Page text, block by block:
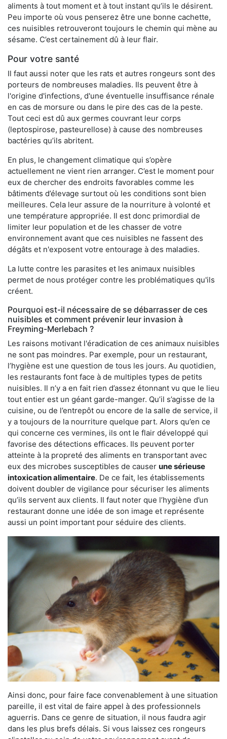
aliments à tout moment et à tout instant qu’ils le désirent.
Peu importe où vous penserez être une bonne cachette,
ces nuisibles retrouveront toujours le chemin qui mène au
sésame. C’est certainement dû à leur flair.
Pour votre santé
Il faut aussi noter que les rats et autres rongeurs sont des
porteurs de nombreuses maladies. Ils peuvent être à
l'origine d'infections, d'une éventuelle insuffisance rénale
en cas de morsure ou dans le pire des cas de la peste.
Tout ceci est dû aux germes couvrant leur corps
(leptospirose, pasteurellose) à cause des nombreuses
bactéries qu’ils abritent.
En plus, le changement climatique qui s’opère
actuellement ne vient rien arranger. C’est le moment pour
eux de chercher des endroits favorables comme les
bâtiments d’élevage surtout où les conditions sont bien
meilleures. Cela leur assure de la nourriture à volonté et
une température appropriée. Il est donc primordial de
limiter leur population et de les chasser de votre
environnement avant que ces nuisibles ne fassent des
dégâts et n'exposent votre entourage à des maladies.
La lutte contre les parasites et les animaux nuisibles
permet de nous protéger contre les problématiques qu'ils
créent.
Pourquoi est-il nécessaire de se débarrasser de ces
nuisibles et comment prévenir leur invasion à
Freyming-Merlebach ?
Les raisons motivant l'éradication de ces animaux nuisibles
ne sont pas moindres. Par exemple, pour un restaurant,
l’hygiène est une question de tous les jours. Au quotidien,
les restaurants font face à de multiples types de petits
nuisibles. Il n’y a en fait rien d’assez étonnant vu que le lieu
tout entier est un géant garde-manger. Qu’il s’agisse de la
cuisine, ou de l’entrepôt ou encore de la salle de service, il
y a toujours de la nourriture quelque part. Alors qu’en ce
qui concerne ces vermines, ils ont le flair développé qui
favorise des détections efficaces. Ils peuvent porter
atteinte à la propreté des aliments en transportant avec
eux des microbes susceptibles de causer une sérieuse
intoxication alimentaire. De ce fait, les établissements
doivent doubler de vigilance pour sécuriser les aliments
qu’ils servent aux clients. Il faut noter que l’hygiène d’un
restaurant donne une idée de son image et représente
aussi un point important pour séduire des clients.
Ainsi donc, pour faire face convenablement à une situation
pareille, il est vital de faire appel à des professionnels
aguerris. Dans ce genre de situation, il nous faudra agir
dans les plus brefs délais. Si vous laissez ces rongeurs